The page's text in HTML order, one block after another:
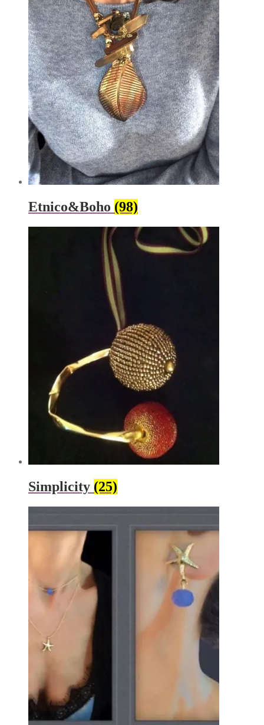
Etnico&Boho (98)
Simplicity (25)